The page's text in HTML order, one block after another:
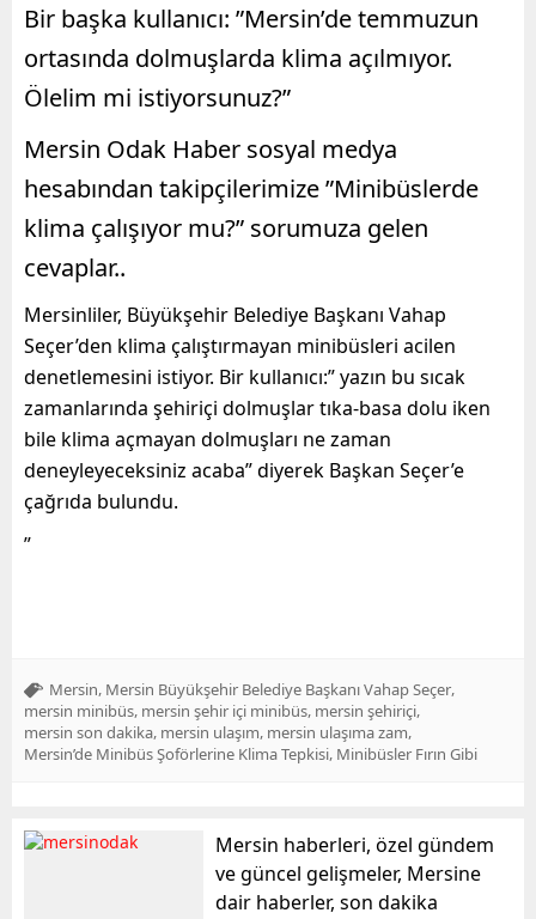
Bir başka kullanıcı: ”Mersin’de temmuzun
ortasında dolmuşlarda klima açılmıyor.
Ölelim mi istiyorsunuz?”
Mersin Odak Haber sosyal medya
hesabından takipçilerimize ”Minibüslerde
klima çalışıyor mu?” sorumuza gelen
cevaplar..
Mersinliler, Büyükşehir Belediye Başkanı Vahap
Seçer’den klima çalıştırmayan minibüsleri acilen
denetlemesini istiyor. Bir kullanıcı:” yazın bu sıcak
zamanlarında şehiriçi dolmuşlar tıka-basa dolu iken
bile klima açmayan dolmuşları ne zaman
deneyleyeceksiniz acaba” diyerek Başkan Seçer’e
çağrıda bulundu.
”
Mersin Mersin Büyükşehir Belediye Başkanı Vahap Seçer
mersin minibüs mersin şehir içi minibüs mersin şehiriçi
mersin son dakika mersin ulaşım mersin ulaşıma zam
Mersin’de Minibüs Şoförlerine Klima Tepkisi Minibüsler Fırın Gibi
Mersin haberleri, özel gündem
ve güncel gelişmeler, Mersine
dair haberler, son dakika